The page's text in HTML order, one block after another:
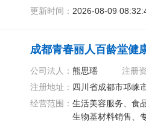
更新时间： 2026-08-09
成都青春丽人百龄堂健
公司法人： 熊思瑶 注册
注册地址： 四川省成都市邛崃
经营范围： 生活美容服务、食
生物基材料销售、